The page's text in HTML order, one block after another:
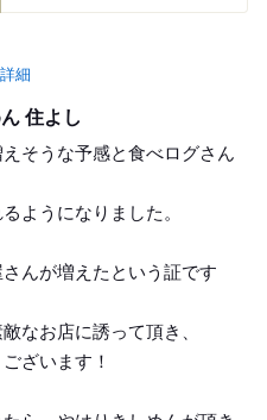
詳細
住よし
そうな予感と食べログさん
ようになりました。
んが増えたという証です
なお店に誘って頂き、
ざいます！